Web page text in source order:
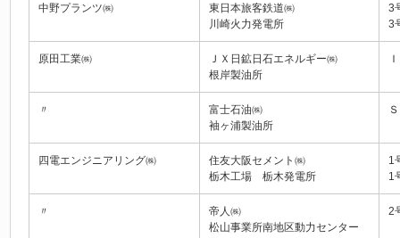
中野プランツ㈱
東日本旅客鉄道㈱
川崎火力発電所
3
3
原田工業㈱
ＪＸ日鉱日石エネルギー㈱
根岸製油所
〃
富士石油㈱
袖ヶ浦製油所
四電エンジニアリング㈱
住友大阪セメント㈱
栃木工場 栃木発電所
1
1
〃
帝人㈱
松山事業所南地区動力センター
2